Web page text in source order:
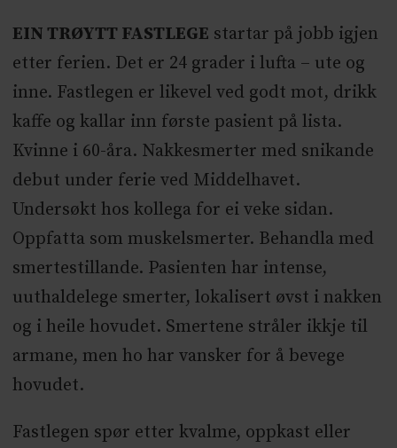
EIN TRØYTT FASTLEGE startar på jobb igjen
etter ferien. Det er 24 grader i lufta – ute og
inne. Fastlegen er likevel ved godt mot, drikk
kaffe og kallar inn første pasient på lista.
Kvinne i 60-åra. Nakkesmerter med snikande
debut under ferie ved Middelhavet.
Undersøkt hos kollega for ei veke sidan.
Oppfatta som muskelsmerter. Behandla med
smertestillande. Pasienten har intense,
uuthaldelege smerter, lokalisert øvst i nakken
og i heile hovudet. Smertene stråler ikkje til
armane, men ho har vansker for å bevege
hovudet.
Fastlegen spør etter kvalme, oppkast eller